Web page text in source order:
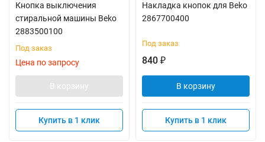
Кнопка выключения
стиральной машины Beko
2883500100
Под заказ
Цена по запросу
В корзину
Купить в 1 клик
Накладка кнопок для Beko
2867700400
Под заказ
840 ₽
В корзину
Купить в 1 клик